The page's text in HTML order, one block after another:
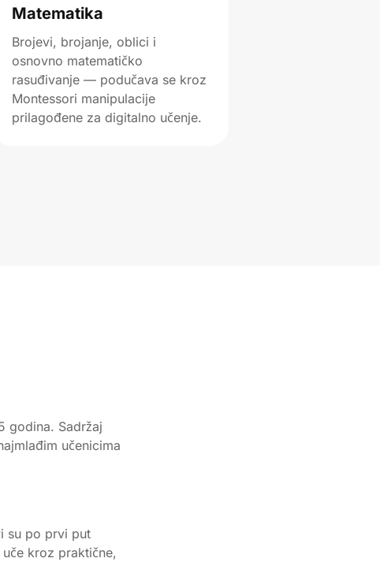
Matematika
Brojevi, brojanje, oblici i
osnovno matematičko
rasuđivanje — podučava se kroz
Montessori manipulacije
prilagođene za digitalno učenje.
godina. Sadržaj
učenicima
su po prvi put
kroz praktične,